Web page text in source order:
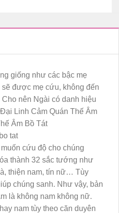
giống như các bậc mẹ
sẽ được mẹ cứu, không đến
nên Ngài có danh hiệu
Linh Cảm Quán Thế Âm
Âm Bồ Tát
cứu độ cho chúng
thành 32 sắc tướng như
thiện nam, tín nữ… Tùy
chúng sanh. Như vậy, bản
là không nam không nữ.
nam tùy theo căn duyên